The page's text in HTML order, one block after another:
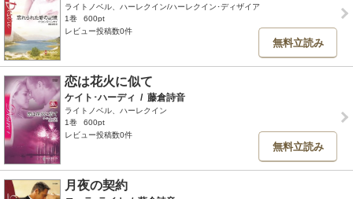
ライトノベル、ハーレクイン/ハーレクイン･ディザイア
1巻
600pt
レビュー投稿数0件
無料立読み
恋は花火に似て
ケイト･ハーディ / 藤倉詩音
ライトノベル、ハーレクイン
1巻
600pt
レビュー投稿数0件
無料立読み
月夜の契約